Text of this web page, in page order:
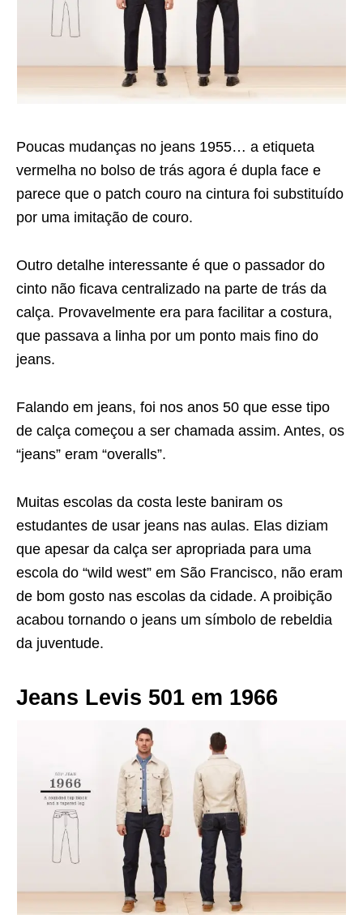
Poucas mudanças no jeans 1955… a etiqueta
vermelha no bolso de trás agora é dupla face e
parece que o patch couro na cintura foi substituído
por uma imitação de couro.
Outro detalhe interessante é que o passador do
cinto não ficava centralizado na parte de trás da
calça. Provavelmente era para facilitar a costura,
que passava a linha por um ponto mais fino do
jeans.
Falando em jeans, foi nos anos 50 que esse tipo
de calça começou a ser chamada assim. Antes, os
“jeans” eram “overalls”.
Muitas escolas da costa leste baniram os
estudantes de usar jeans nas aulas. Elas diziam
que apesar da calça ser apropriada para uma
escola do “wild west” em São Francisco, não eram
de bom gosto nas escolas da cidade. A proibição
acabou tornando o jeans um símbolo de rebeldia
da juventude.
Jeans Levis 501 em 1966